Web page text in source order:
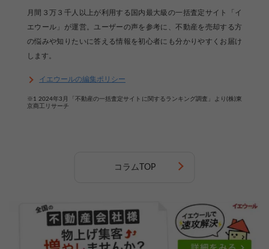
月間３万３千人以上が利用する国内最大級の一括査定サイト「イ
エウール」が運営。ユーザーの声を参考に、不動産を売却する方
の悩みや知りたいに答える情報を初心者にも分かりやすくお届け
します。
イエウールの編集ポリシー
※1 2024年3月「不動産の一括査定サイトに関するランキング調査」より(株)東
京商工リサーチ
コラムTOP